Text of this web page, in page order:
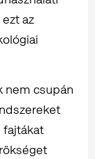
az
nem csupán
fajtákat